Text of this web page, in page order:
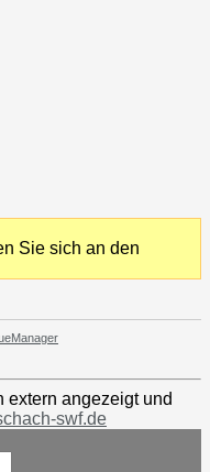
Sie sich an den
extern angezeigt und
swf.de